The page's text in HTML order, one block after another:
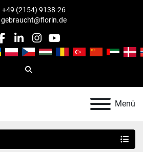
+49 (2154) 9138-26
gebraucht@florin.de
facebook
linkedin
instagram
youtube
Suche
Menü